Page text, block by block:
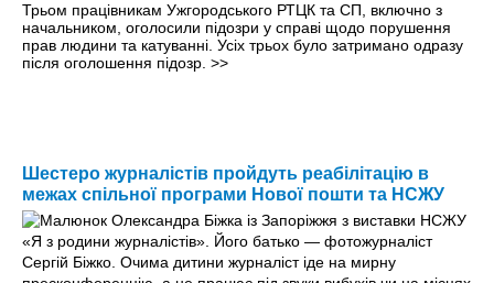
Трьом працівникам Ужгородського РТЦК та СП, включно з
начальником, оголосили підозри у справі щодо порушення
прав людини та катуванні. Усіх трьох було затримано одразу
після оголошення підозр. >>
Шестеро журналістів пройдуть реабілітацію в
межах спільної програми Нової пошти та НСЖУ